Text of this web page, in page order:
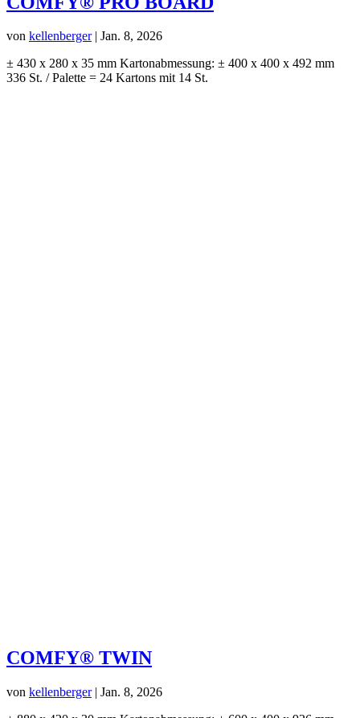
von kellenberger| Jan. 8, 2026
± 430 x 280 x 35 mm Kartonabmessung: ± 400 x 400 x 492 mm
336 St. / Palette = 24 Kartons mit 14 St.
COMFY® TWIN
von kellenberger| Jan. 8, 2026